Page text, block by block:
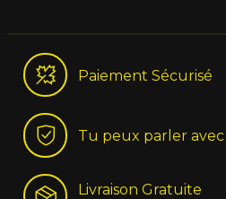
Paiement Sécurisé
Tu peux parler
Livraison Gratuite